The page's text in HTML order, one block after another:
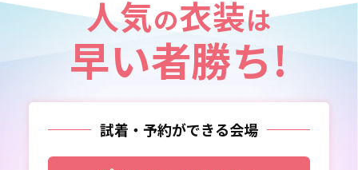
人気の衣装は
早い者勝ち!
試着・予約ができる会場